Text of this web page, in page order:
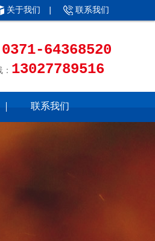
关于我们 联系我们
0371-64368520
13027789516
联系我们